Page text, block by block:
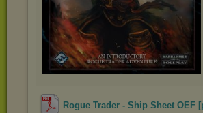
Rogue Trader - Ship Sheet OEF